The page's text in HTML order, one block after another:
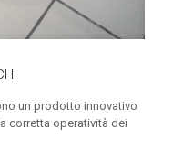
un prodotto innovativo
corretta operatività dei